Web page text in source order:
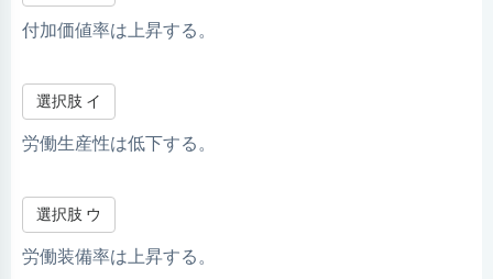
付加価値率は上昇する。
選択肢 イ
労働生産性は低下する。
選択肢 ウ
労働装備率は上昇する。